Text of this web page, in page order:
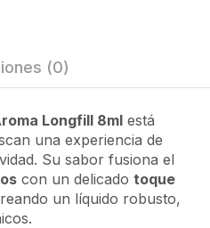
(0)
Longfill 8ml está
una experiencia de
Su sabor fusiona el
con un delicado toque
un líquido robusto,